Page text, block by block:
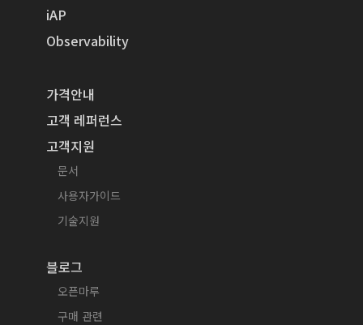
iAP
Observability
가격안내
고객 레퍼런스
고객지원
문서
사용자가이드
기술지원
블로그
오픈마루
구매 관련